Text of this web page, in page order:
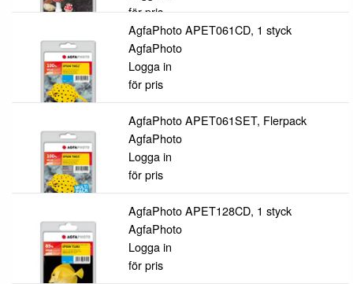
för pris
AgfaPhoto APET061CD, 1 styck
AgfaPhoto
Logga in
för pris
AgfaPhoto APET061SET, Flerpack
AgfaPhoto
Logga in
för pris
AgfaPhoto APET128CD, 1 styck
AgfaPhoto
Logga in
för pris